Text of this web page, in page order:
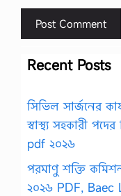
Recent Posts
সিভিল সার্জনের
স্বাস্থ্য সহকারী
pdf ২০২৬
পরমাণু শক্তি কমিশন
২০২৬ PDF,